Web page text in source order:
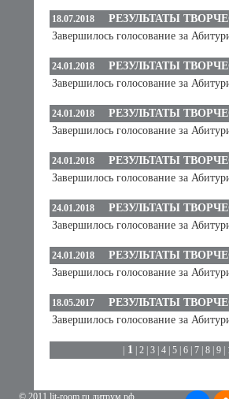
18.07.2018
РЕЗУЛЬТАТЫ
Завершилось голосование за
24.01.2018
РЕЗУЛЬТАТЫ
Завершилось голосование за
24.01.2018
РЕЗУЛЬТАТЫ
Завершилось голосование за
24.01.2018
РЕЗУЛЬТАТЫ
Завершилось голосование за
24.01.2018
РЕЗУЛЬТАТЫ
Завершилось голосование за
24.01.2018
РЕЗУЛЬТАТЫ
Завершилось голосование за
18.05.2017
РЕЗУЛЬТАТЫ
Завершилось голосование за
1 2 3 4 5 6 7 8 9
© 2011 lit-room.ru литрум.рф